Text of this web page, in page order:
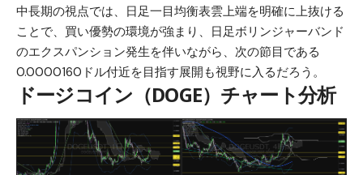
中長期の視点では、日足一目均衡表雲上端を明確に上抜ける
ことで、買い優勢の環境が強まり、日足ボリンジャーバンド
のエクスパンション発生を伴いながら、次の節目である
0.0000160ドル付近を目指す展開も視野に入るだろう。
ドージコイン（DOGE）チャート分析